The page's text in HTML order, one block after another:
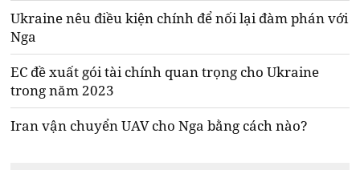
Ukraine nêu điều kiện chính để nối lại đàm phán với
Nga
EC đề xuất gói tài chính quan trọng cho Ukraine
trong năm 2023
Iran vận chuyển UAV cho Nga bằng cách nào?